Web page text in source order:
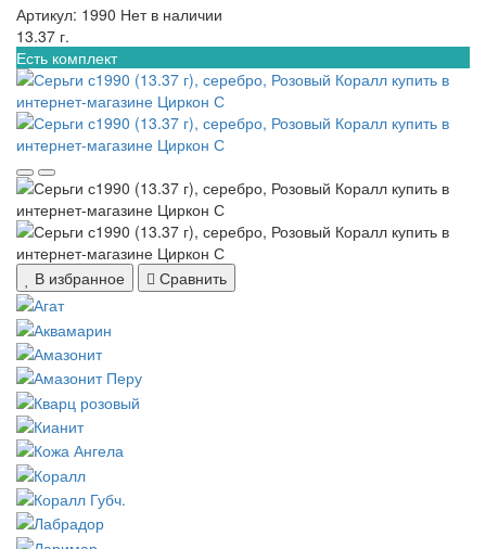
Артикул: 1990 Нет в наличии
13.37 г.
Есть комплект
В избранное Сравнить